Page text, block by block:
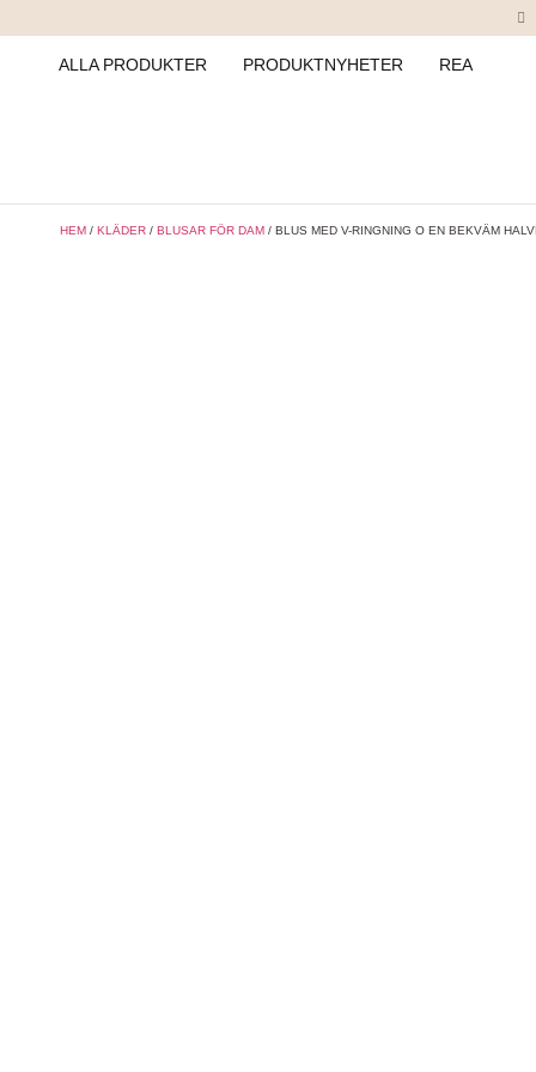
ALLA PRODUKTER PRODUKTNYHETER REA
HEM / KLÄDER / BLUSAR FÖR DAM / BLUS MED V-RINGNING O EN BEKVÄM